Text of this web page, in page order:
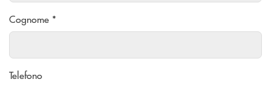
Cognome *
Telefono